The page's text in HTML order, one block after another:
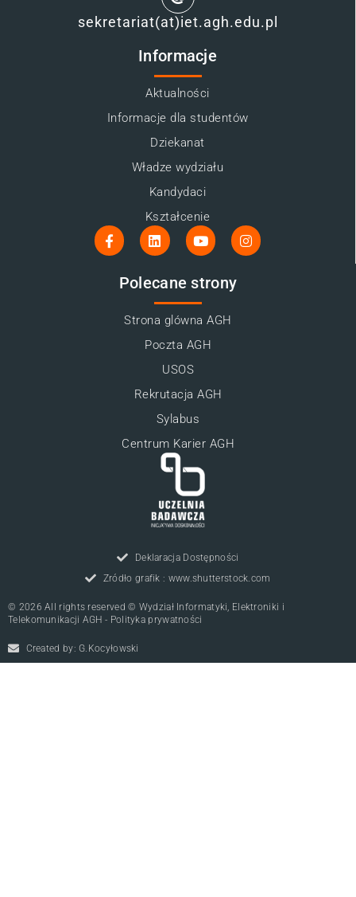
sekretariat(at)iet.agh.edu.pl
Informacje
Aktualności
Informacje dla studentów
Dziekanat
Władze wydziału
Kandydaci
Kształcenie
Polecane strony
Strona glówna AGH
Poczta AGH
USOS
Rekrutacja AGH
Sylabus
Centrum Karier AGH
Deklaracja Dostępności
Zródło grafik : www.shutterstock.com
© 2026 All rights reserved © Wydział Informatyki, Elektroniki i
Telekomunikacji AGH - Polityka prywatności
Created by: G.Kocyłowski